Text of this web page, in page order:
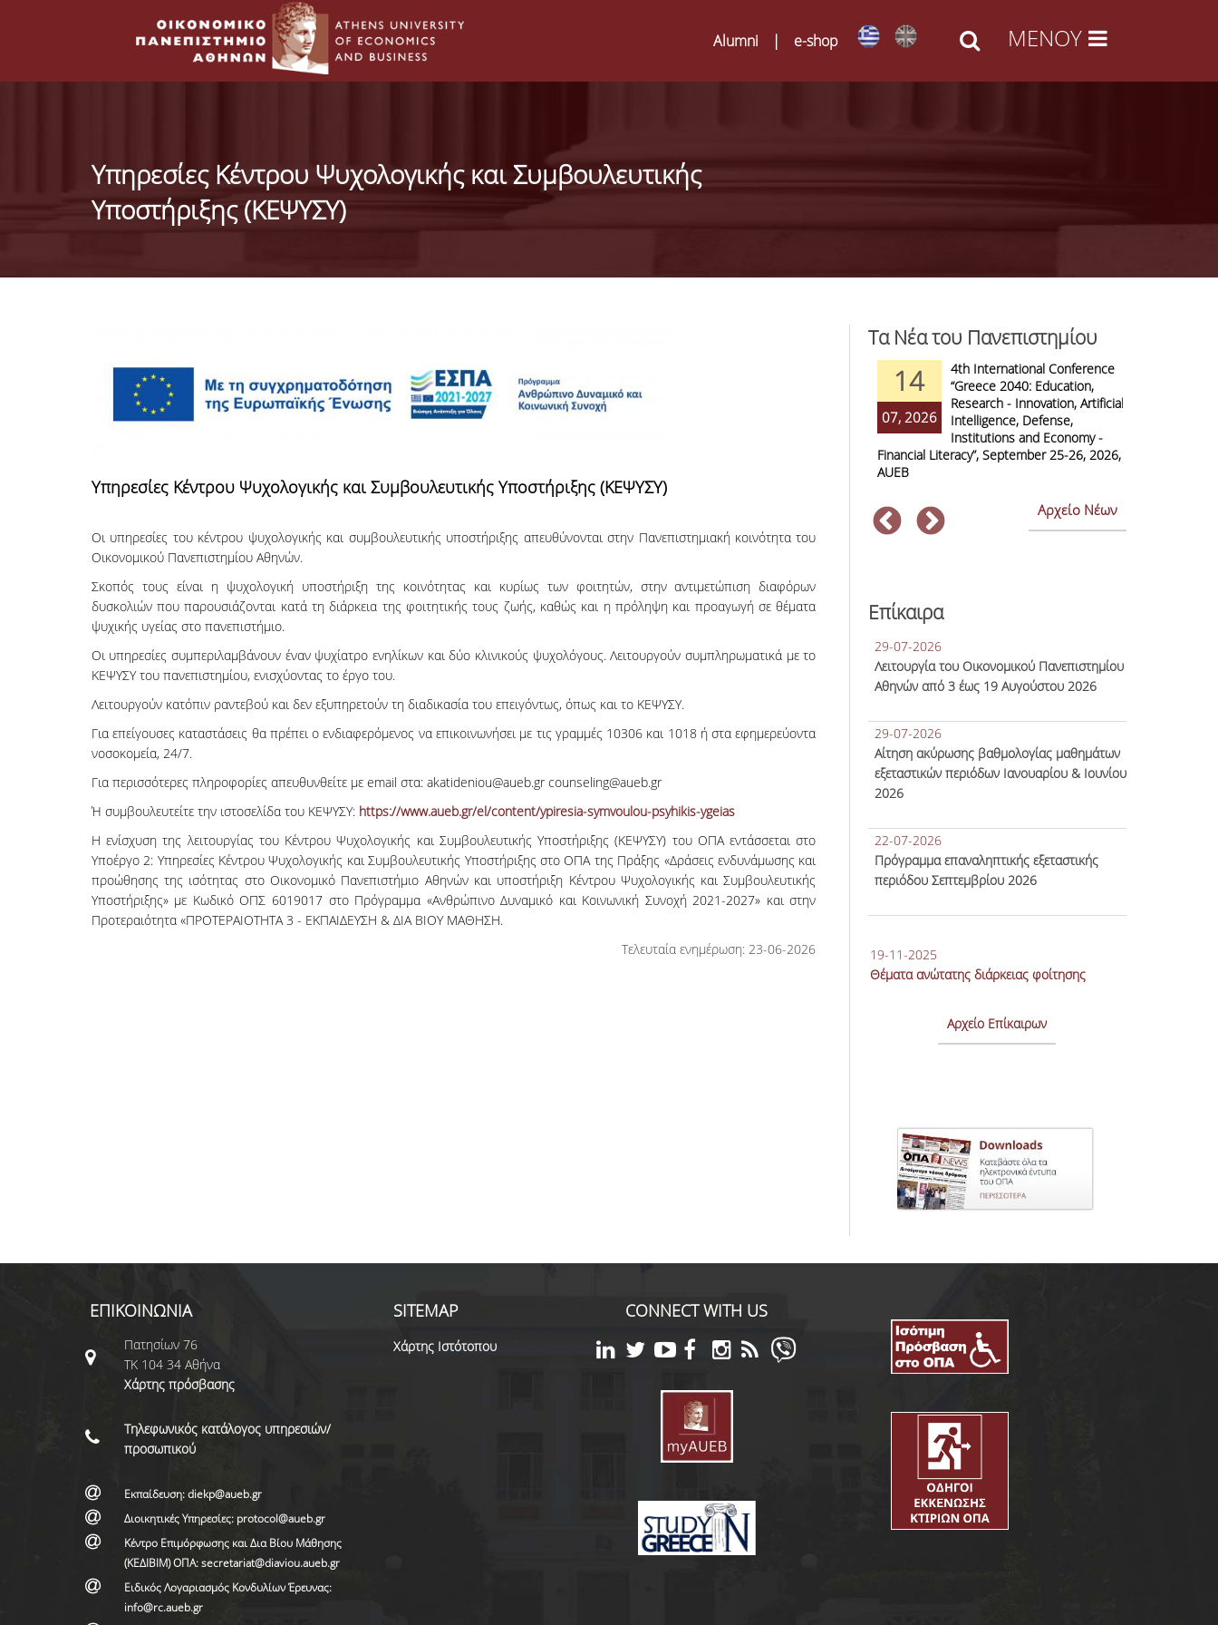
Alumni | e-shop
Υπηρεσίες Κέντρου Ψυχολογικής και Συμβουλευτικής
Υποστήριξης (ΚΕΨΥΣΥ)
Υπηρεσίες Κέντρου Ψυχολογικής και Συμβουλευτικής Υποστήριξης (ΚΕΨΥΣΥ)
Οι υπηρεσίες του κέντρου ψυχολογικής και συμβουλευτικής υποστήριξης απευθύνονται στην Πανεπιστημιακή κοινότητα του
Οικονομικού Πανεπιστημίου Αθηνών.
Σκοπός τους είναι η ψυχολογική υποστήριξη της κοινότητας και κυρίως των φοιτητών, στην αντιμετώπιση διαφόρων
δυσκολιών που παρουσιάζονται κατά τη διάρκεια της φοιτητικής τους ζωής, καθώς και η πρόληψη και προαγωγή σε θέματα
ψυχικής υγείας στο πανεπιστήμιο.
Οι υπηρεσίες συμπεριλαμβάνουν έναν ψυχίατρο ενηλίκων και δύο κλινικούς ψυχολόγους. Λειτουργούν συμπληρωματικά με το
ΚΕΨΥΣΥ του πανεπιστημίου, ενισχύοντας το έργο του.
Λειτουργούν κατόπιν ραντεβού και δεν εξυπηρετούν τη διαδικασία του επειγόντως, όπως και το ΚΕΨΥΣΥ.
Για επείγουσες καταστάσεις θα πρέπει ο ενδιαφερόμενος να επικοινωνήσει με τις γραμμές 10306 και 1018 ή στα εφημερεύοντα
νοσοκομεία, 24/7.
Για περισσότερες πληροφορίες απευθυνθείτε με email στα: akatideniou@aueb.gr counseling@aueb.gr
Ή συμβουλευτείτε την ιστοσελίδα του ΚΕΨΥΣΥ: https://www.aueb.gr/el/content/ypiresia-symvoulou-psyhikis-ygeias
Η ενίσχυση της λειτουργίας του Κέντρου Ψυχολογικής και Συμβουλευτικής Υποστήριξης (ΚΕΨΥΣΥ) του ΟΠΑ εντάσσεται στο
Υποέργο 2: Υπηρεσίες Κέντρου Ψυχολογικής και Συμβουλευτικής Υποστήριξης στο ΟΠΑ της Πράξης «Δράσεις ενδυνάμωσης και
προώθησης της ισότητας στο Οικονομικό Πανεπιστήμιο Αθηνών και υποστήριξη Κέντρου Ψυχολογικής και Συμβουλευτικής
Υποστήριξης» με Κωδικό ΟΠΣ 6019017 στο Πρόγραμμα «Ανθρώπινο Δυναμικό και Κοινωνική Συνοχή 2021-2027» και στην
Προτεραιότητα «ΠΡΟΤΕΡΑΙΟΤΗΤΑ 3 - ΕΚΠΑΙΔΕΥΣΗ & ΔΙΑ ΒΙΟΥ ΜΑΘΗΣΗ.
Τελευταία ενημέρωση: 23-06-2026
Τα Νέα του Πανεπιστημίου
14
07, 2026
4th International Conference
“Greece 2040: Education,
Research - Innovation, Artificial
Intelligence, Defense,
Institutions and Economy -
Financial Literacy”, September 25-26, 2026,
AUEB
Αρχείο Νέων
Επίκαιρα
29-07-2026
Λειτουργία του Οικονομικού Πανεπιστημίου
Αθηνών από 3 έως 19 Αυγούστου 2026
29-07-2026
Αίτηση ακύρωσης βαθμολογίας μαθημάτων
εξεταστικών περιόδων Ιανουαρίου & Ιουνίου
2026
22-07-2026
Πρόγραμμα επαναληπτικής εξεταστικής
περιόδου Σεπτεμβρίου 2026
19-11-2025
Θέματα ανώτατης διάρκειας φοίτησης
Αρχείο Επίκαιρων
ΕΠΙΚΟΙΝΩΝΙΑ
Πατησίων 76
ΤΚ 104 34 Αθήνα
Χάρτης πρόσβασης
Τηλεφωνικός κατάλογος υπηρεσιών/
προσωπικού
Εκπαίδευση: diekp@aueb.gr
Διοικητικές Υπηρεσίες: protocol@aueb.gr
Κέντρο Επιμόρφωσης και Δια Βίου Μάθησης
(ΚΕΔΙΒΙΜ) ΟΠΑ: secretariat@diaviou.aueb.gr
Ειδικός Λογαριασμός Κονδυλίων Έρευνας:
info@rc.aueb.gr
SITEMAP
Χάρτης Ιστότοπου
CONNECT WITH US